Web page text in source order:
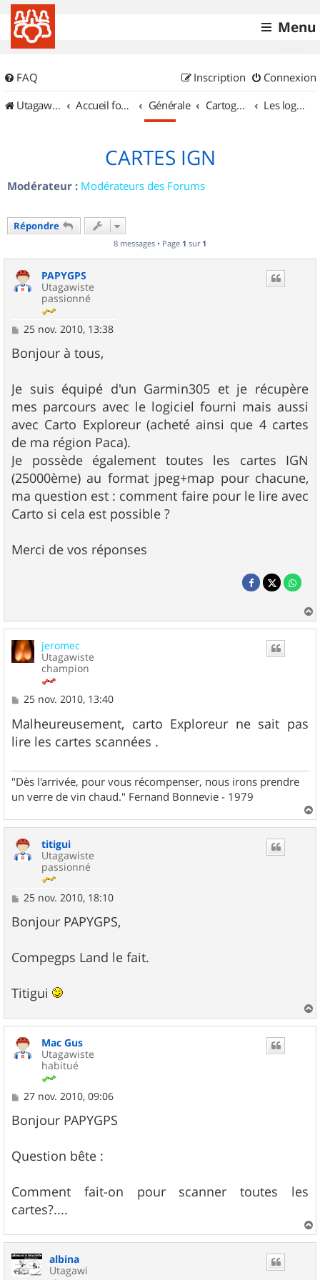
Menu
FAQ Connexion
Inscription
UtagawaVTT (Randos VTT et VTTAE avec traces GPS)
Accueil forum Générale Cartographie et GPS Les logiciels
CARTES IGN
Modérateur : Modérateurs des Forums
Répondre
8 messages • Page 1 sur 1
PAPYGPS
Utagawiste
passionné
M
s
s
g
e
25 nov. 2010, 13:38
Bonjour à tous,
Je suis équipé d'un Garmin305 et je récupère
mes parcours avec le logiciel fourni mais aussi
avec Carto Exploreur (acheté ainsi que 4 cartes
de ma région Paca).
Je possède également toutes les cartes IGN
(25000ème) au format jpeg+map pour chacune,
ma question est : comment faire pour le lire avec
Carto si cela est possible ?
Merci de vos réponses
a
jeromec
Utagawiste
champion
M
s
s
a
25 nov. 2010, 13:40
Malheureusement, carto Exploreur ne sait pas
lire les cartes scannées .
"Dès l'arrivée, pour vous récompenser, nous irons prendre
un verre de vin chaud." Fernand Bonnevie - 1979
a
titigui
Utagawiste
passionné
M
s
s
g
e
25 nov. 2010, 18:10
Bonjour PAPYGPS,
Compegps Land le fait.
Titigui
a
Mac Gus
Utagawiste
habitué
M
s
s
g
e
27 nov. 2010, 09:06
Bonjour PAPYGPS
Question bête :
Comment fait-on pour scanner toutes les
cartes?....
a
albina
Utagawi